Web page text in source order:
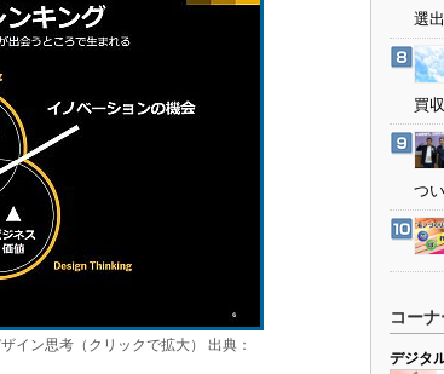
グローバル設計・開発
新型コロナへの対応
イン思考（クリックで拡大） 出典：
選出
買収
つ
コー
デジタ